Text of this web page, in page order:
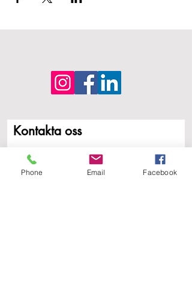
Kontakta oss
Förnamn
Phone Email Facebook